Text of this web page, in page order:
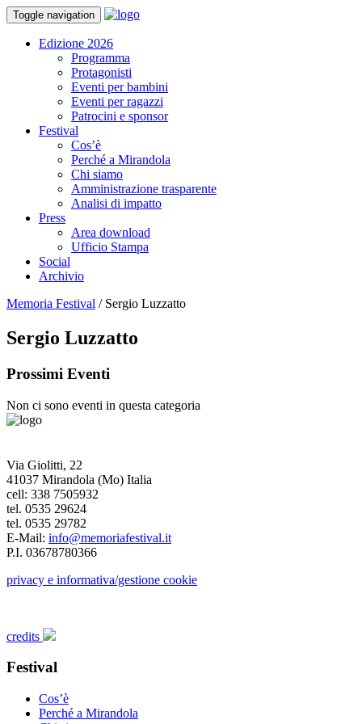
Toggle navigation
Edizione 2026
Programma
Protagonisti
Eventi per bambini
Eventi per ragazzi
Patrocini e sponsor
Festival
Cos’è
Perché a Mirandola
Chi siamo
Amministrazione trasparente
Analisi di impatto
Press
Area download
Ufficio Stampa
Social
Archivio
Memoria Festival / Sergio Luzzatto
Sergio Luzzatto
Prossimi Eventi
Non ci sono eventi in questa categoria
Via Giolitti, 22
41037 Mirandola (Mo) Italia
cell: 338 7505932
tel. 0535 29624
tel. 0535 29782
E-Mail: info@memoriafestival.it
P.I. 03678780366
privacy e informativa/gestione cookie
credits
Festival
Cos’è
Perché a Mirandola